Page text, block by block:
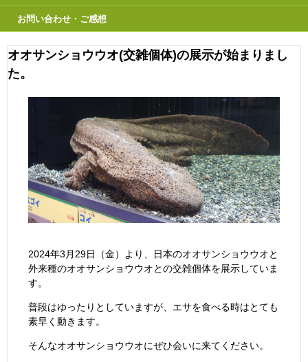
お問い合わせ・ご感想
オオサンショウウオ(交雑個体)の展示が始まりまし
た。
2024年3月29日（金）より、日本のオオサンショウウオと
外来種のオオサンショウウオとの交雑個体を展示していま
す。
普段はゆったりとしていますが、エサを食べる時はとても
素早く動きます。
そんなオオサンショウウオにぜひ会いに来てください。